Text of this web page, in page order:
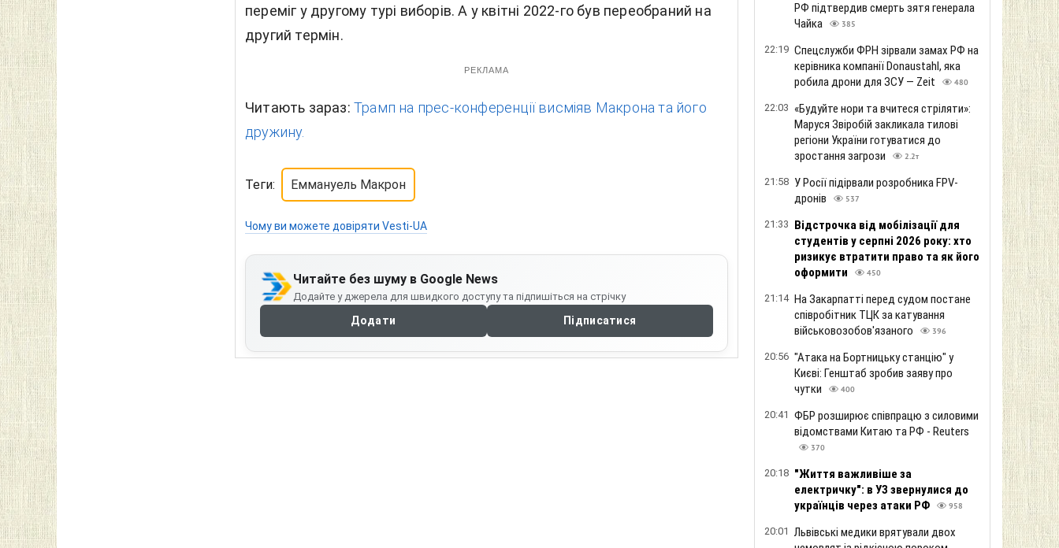
переміг у другому турі виборів. А у квітні 2022-го був переобраний на
другий термін.
РЕКЛАМА
Читають зараз: Трамп на прес-конференції висміяв Макрона та його
дружину.
Теги: Еммануель Макрон
Чому ви можете довіряти Vesti-UA
Читайте без шуму в Google News
Додайте у джерела для швидкого доступу та підпишіться на стрічку
Додати Підписатися
РФ підтвердив смерть зятя генерала
Чайка
385
22:19 Спецслужби ФРН зірвали замах РФ на
керівника компанії Donaustahl, яка
робила дрони для ЗСУ — Zeit
480
22:03 «Будуйте нори та вчитеся стріляти»:
Маруся Звіробій закликала тилові
регіони України готуватися до
зростання загрози
2.2т
21:58 У Росії підірвали розробника FPV-
дронів
537
21:33 Відстрочка від мобілізації для
студентів у серпні 2026 року: хто
ризикує втратити право та як його
оформити
450
21:14 На Закарпатті перед судом постане
співробітник ТЦК за катування
військовозобов'язаного
396
20:56 "Атака на Бортницьку станцію" у
Києві: Генштаб зробив заяву про
чутки
400
20:41 ФБР розширює співпрацю з силовими
відомствами Китаю та РФ - Reuters
370
20:18 "Життя важливіше за
електричку": в УЗ звернулися до
українців через атаки РФ
958
20:01 Львівські медики врятували двох